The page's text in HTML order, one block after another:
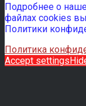
Подробнее о
файлах cookies
Политики
Политика
Accept settings